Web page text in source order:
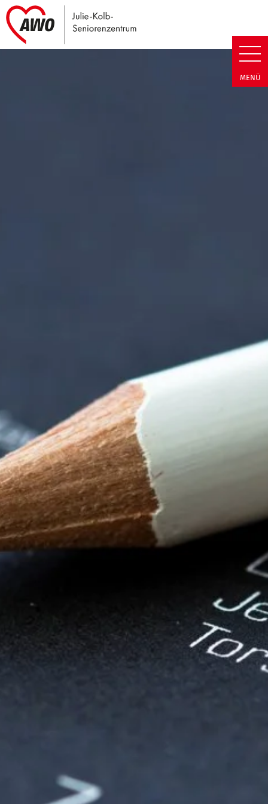
Julie-Kolb-Seniorenzentrum |
MENÜ